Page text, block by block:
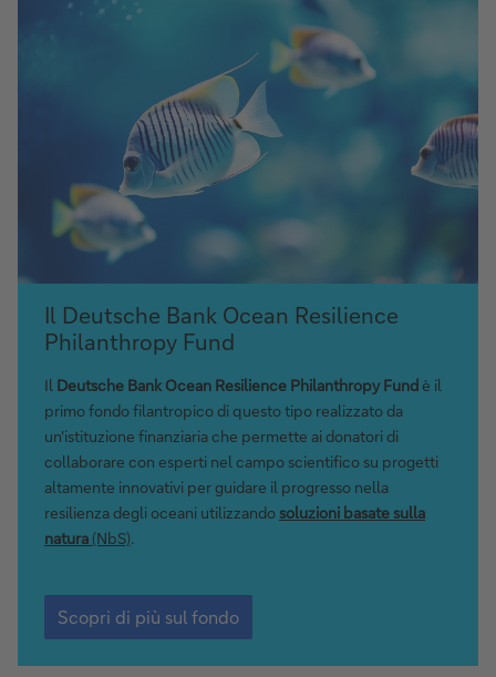
Scopri
di
più
sul
fondo
Il Deutsche Bank Ocean Resilience
Philanthropy Fund
Il Deutsche Bank Ocean Resilience Philanthropy Fundè il
primo fondo filantropico di questo tipo realizzato da
un'istituzione finanziaria che permette ai donatori di
collaborare con esperti nel campo scientifico su progetti
altamente innovativi per guidare il progresso nella
resilienza degli oceani utilizzandosoluzioni basate sulla
natura (NbS).
Scopri
di
più
sul
Scopri di più sul fondo